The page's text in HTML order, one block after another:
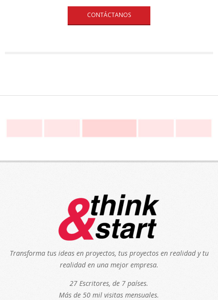
CONTÁCTANOS
Transforma tus ideas en proyectos, tus proyectos en realidad y tu
realidad en una mejor empresa.
27 Escritores, de 7 países.
Más de 50 mil visitas mensuales.